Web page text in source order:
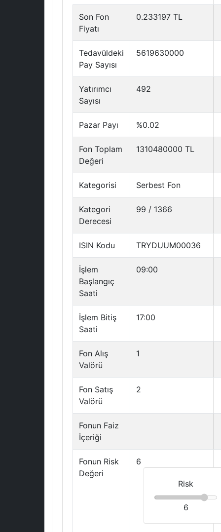
Son Fon
Fiyatı
0.233197 TL
Tedavüldeki
Pay Sayısı
5619630000
Yatırımcı
Sayısı
492
Pazar Payı %0.02
Fon Toplam
Değeri
1310480000 TL
Kategorisi Serbest Fon
Kategori
Derecesi
99 / 1366
ISIN Kodu TRYDUUM00036
İşlem
Başlangıç
Saati
09:00
İşlem Bitiş
Saati
17:00
Fon Alış
Valörü
1
Fon Satış
Valörü
2
Fonun Faiz
İçeriği
Fonun Risk
Değeri
6
Risk
6